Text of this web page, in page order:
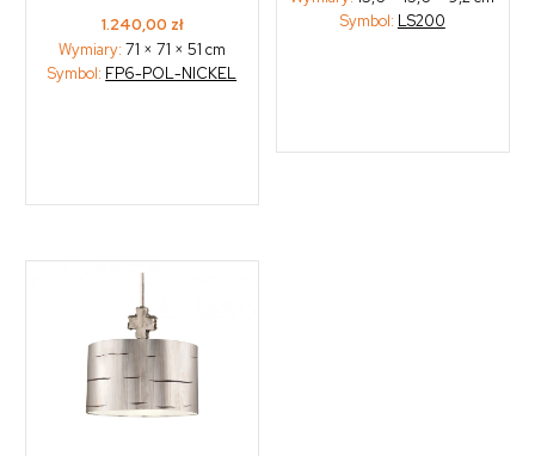
1.240,00 zł
Wymiary:71 × 71 × 51 cm
Symbol: FP6-POL-NICKEL
Symbol: LS200